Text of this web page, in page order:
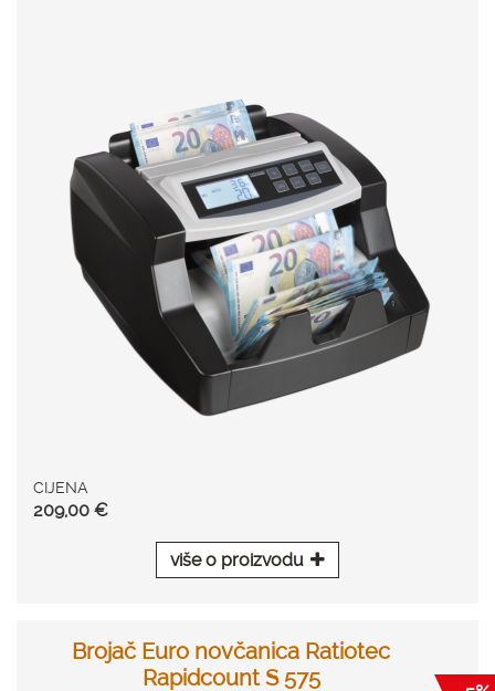
CIJENA
209,00 €
više o proizvodu
Brojač Euro novčanica Ratiotec
Rapidcount S 575